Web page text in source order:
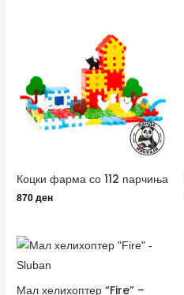
Коцки фарма со 112 парчиња
870ден
Мал хелихоптер “Fire” –